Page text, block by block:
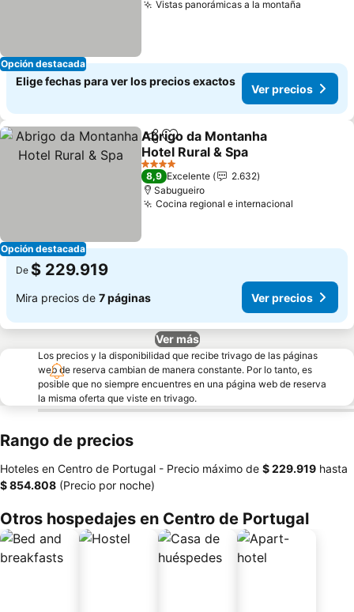
Opción destacada
Vistas panorámicas a la montaña
Elige fechas para ver los precios exactos
Ver precios
Opción destacada
CompartirAgregar a favoritos
Abrigo da Montanha
Hotel Rural & Spa
4 Estrellas
8,9 Excelente
2.632
Sabugueiro
Cocina regional e internacional
De $ 229.919
Mira precios de 7 páginas Ver precios
Ver más
Los precios y la disponibilidad que recibe trivago de las páginas
web de reserva cambian de manera constante. Por lo tanto, es
posible que no siempre encuentres en una página web de reserva
la misma oferta que viste en trivago.
Rango de precios
Hoteles en Centro de Portugal - Precio máximo de ‎$ 229.919 hasta
‎$ 854.808 (Precio por noche)
Otros hospedajes en Centro de Portugal